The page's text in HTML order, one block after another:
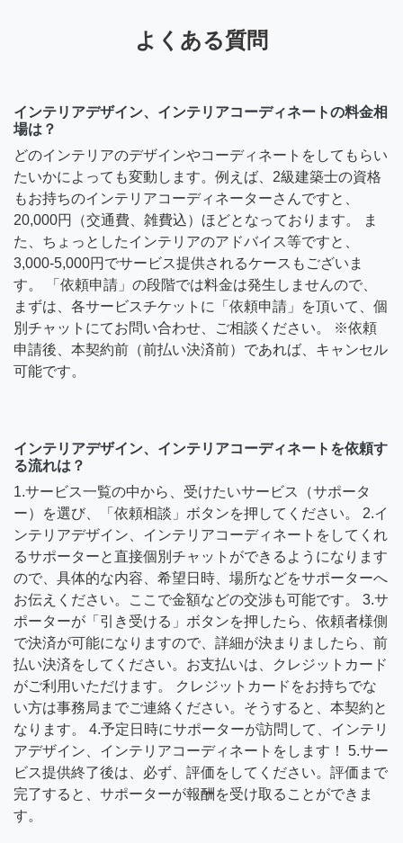
よくある質問
インテリアデザイン、インテリアコーディネートの料金相
場は？
どのインテリアのデザインやコーディネートをしてもらい
たいかによっても変動します。例えば、2級建築士の資格
もお持ちのインテリアコーディネーターさんですと、
20,000円（交通費、雑費込）ほどとなっております。 ま
た、ちょっとしたインテリアのアドバイス等ですと、
3,000-5,000円でサービス提供されるケースもございま
す。 「依頼申請」の段階では料金は発生しませんので、
まずは、各サービスチケットに「依頼申請」を頂いて、個
別チャットにてお問い合わせ、ご相談ください。 ※依頼
申請後、本契約前（前払い決済前）であれば、キャンセル
可能です。
インテリアデザイン、インテリアコーディネートを依頼す
る流れは？
1.サービス一覧の中から、受けたいサービス（サポータ
ー）を選び、「依頼相談」ボタンを押してください。 2.イ
ンテリアデザイン、インテリアコーディネートをしてくれ
るサポーターと直接個別チャットができるようになります
ので、具体的な内容、希望日時、場所などをサポーターへ
お伝えください。ここで金額などの交渉も可能です。 3.サ
ポーターが「引き受ける」ボタンを押したら、依頼者様側
で決済が可能になりますので、詳細が決まりましたら、前
払い決済をしてください。お支払いは、クレジットカード
がご利用いただけます。 クレジットカードをお持ちでな
い方は事務局までご連絡ください。そうすると、本契約と
なります。 4.予定日時にサポーターが訪問して、インテリ
アデザイン、インテリアコーディネートをします！ 5.サー
ビス提供終了後は、必ず、評価をしてください。評価まで
完了すると、サポーターが報酬を受け取ることができま
す。